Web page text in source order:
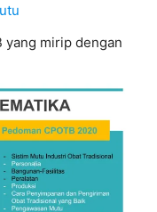
yang mirip dengan